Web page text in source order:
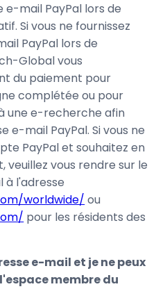
e-mail PayPal lors de
Si vous ne fournissez
PayPal lors de
Global vous
du paiement pour
complétée ou pour
une e-recherche afin
e-mail PayPal. Si vous ne
PayPal et souhaitez en
vous rendre sur le
à l'adresse
worldwide/ ou
pour les résidents des
e-mail et je ne peux
membre du